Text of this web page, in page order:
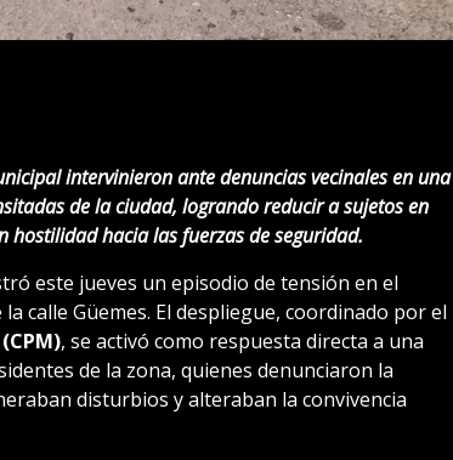
intervinieron ante denuncias vecinales en una
de la ciudad, logrando reducir a sujetos en
hostilidad hacia las fuerzas de seguridad.
este jueves un episodio de tensión en el
calle Güemes. El despliegue, coordinado por el
, se activó como respuesta directa a una
de la zona, quienes denunciaron la
disturbios y alteraban la convivencia